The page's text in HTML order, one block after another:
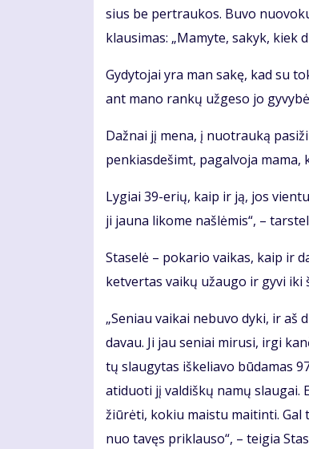
sius be per­trau­kos. Bu­vo
klau­si­mas: „Ma­my­te, sa­kyk, kiek
Gy­dy­to­jai yra man sa­kę, kad su
ant ma­no ran­kų už­ge­so jo
Daž­nai jį me­na, į nuo­trau­ką
pen­kias­de­šimt, pa­gal­vo­ja
Ly­giai 39-erių, kaip ir ją, jos
ji jau­na li­ko­me naš­lė­mis“, –
Sta­se­lė – po­ka­rio vai­kas, kaip ir
ket­ver­tas vai­kų už­au­go ir gy­vi iki
„Se­niau vai­kai ne­bu­vo dy­ki, ir
da­vau. Ji jau se­niai mi­ru­si, ir­gi
tų slau­gy­tas iš­ke­lia­vo bū­da­mas
ati­duo­ti jį val­diš­kų na­mų slau­gai.
žiū­rė­ti, ko­kiu mais­tu mai­tin­ti. Gal
nuo ta­vęs pri­klau­so“, – tei­gia